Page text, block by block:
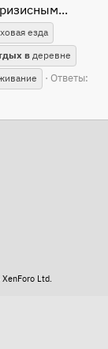
езда
в деревне
Ответы:
Ltd.